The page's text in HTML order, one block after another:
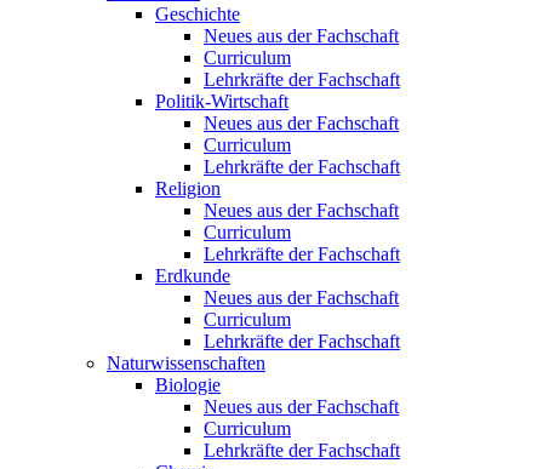
Geschichte
Neues aus der Fachschaft
Curriculum
Lehrkräfte der Fachschaft
Politik-Wirtschaft
Neues aus der Fachschaft
Curriculum
Lehrkräfte der Fachschaft
Religion
Neues aus der Fachschaft
Curriculum
Lehrkräfte der Fachschaft
Erdkunde
Neues aus der Fachschaft
Curriculum
Lehrkräfte der Fachschaft
Naturwissenschaften
Biologie
Neues aus der Fachschaft
Curriculum
Lehrkräfte der Fachschaft